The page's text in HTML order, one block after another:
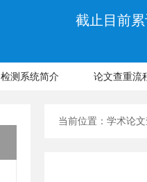
截止目前
检测系统简介 论文查重流
当前位置： 学术论